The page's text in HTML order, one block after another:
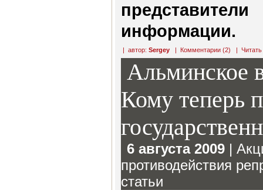
информации.
| автор: Sergey | Комментарии (2) |
Альминское
Кому теперь
6 августа 2009 |
противодействия
статьи